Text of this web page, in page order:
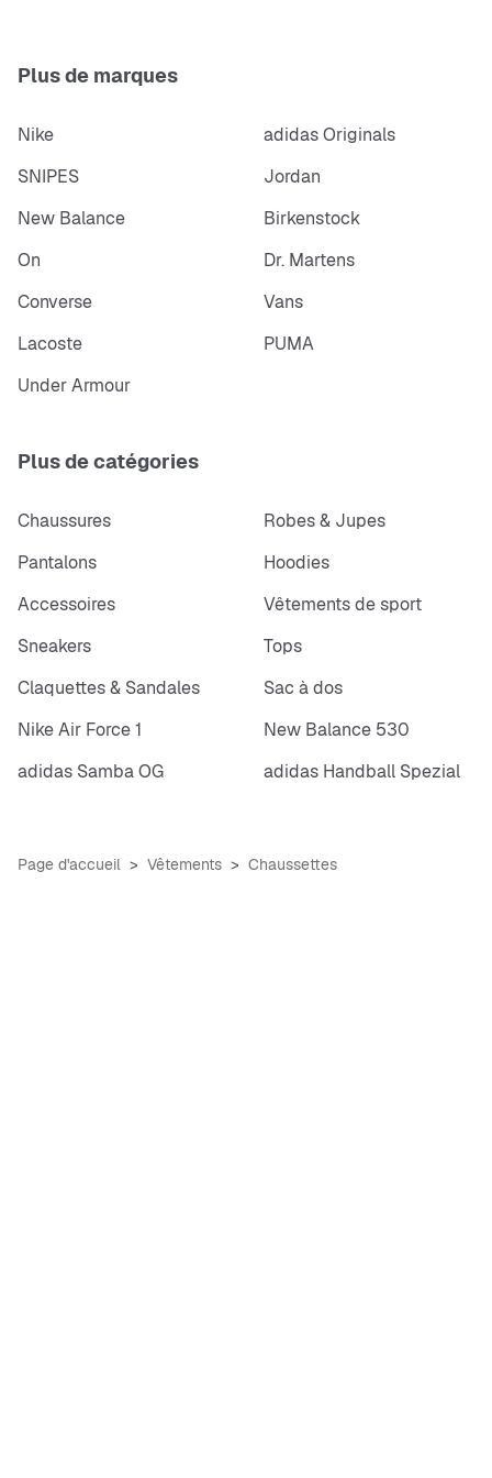
Plus de marques
Nike
adidas Originals
SNIPES
Jordan
New Balance
Birkenstock
On
Dr. Martens
Converse
Vans
Lacoste
PUMA
Under Armour
Plus de catégories
Chaussures
Robes & Jupes
Pantalons
Hoodies
Accessoires
Vêtements de sport
Sneakers
Tops
Claquettes & Sandales
Sac à dos
Nike Air Force 1
New Balance 530
adidas Samba OG
adidas Handball Spezial
Page d'accueil Vêtements Chaussettes